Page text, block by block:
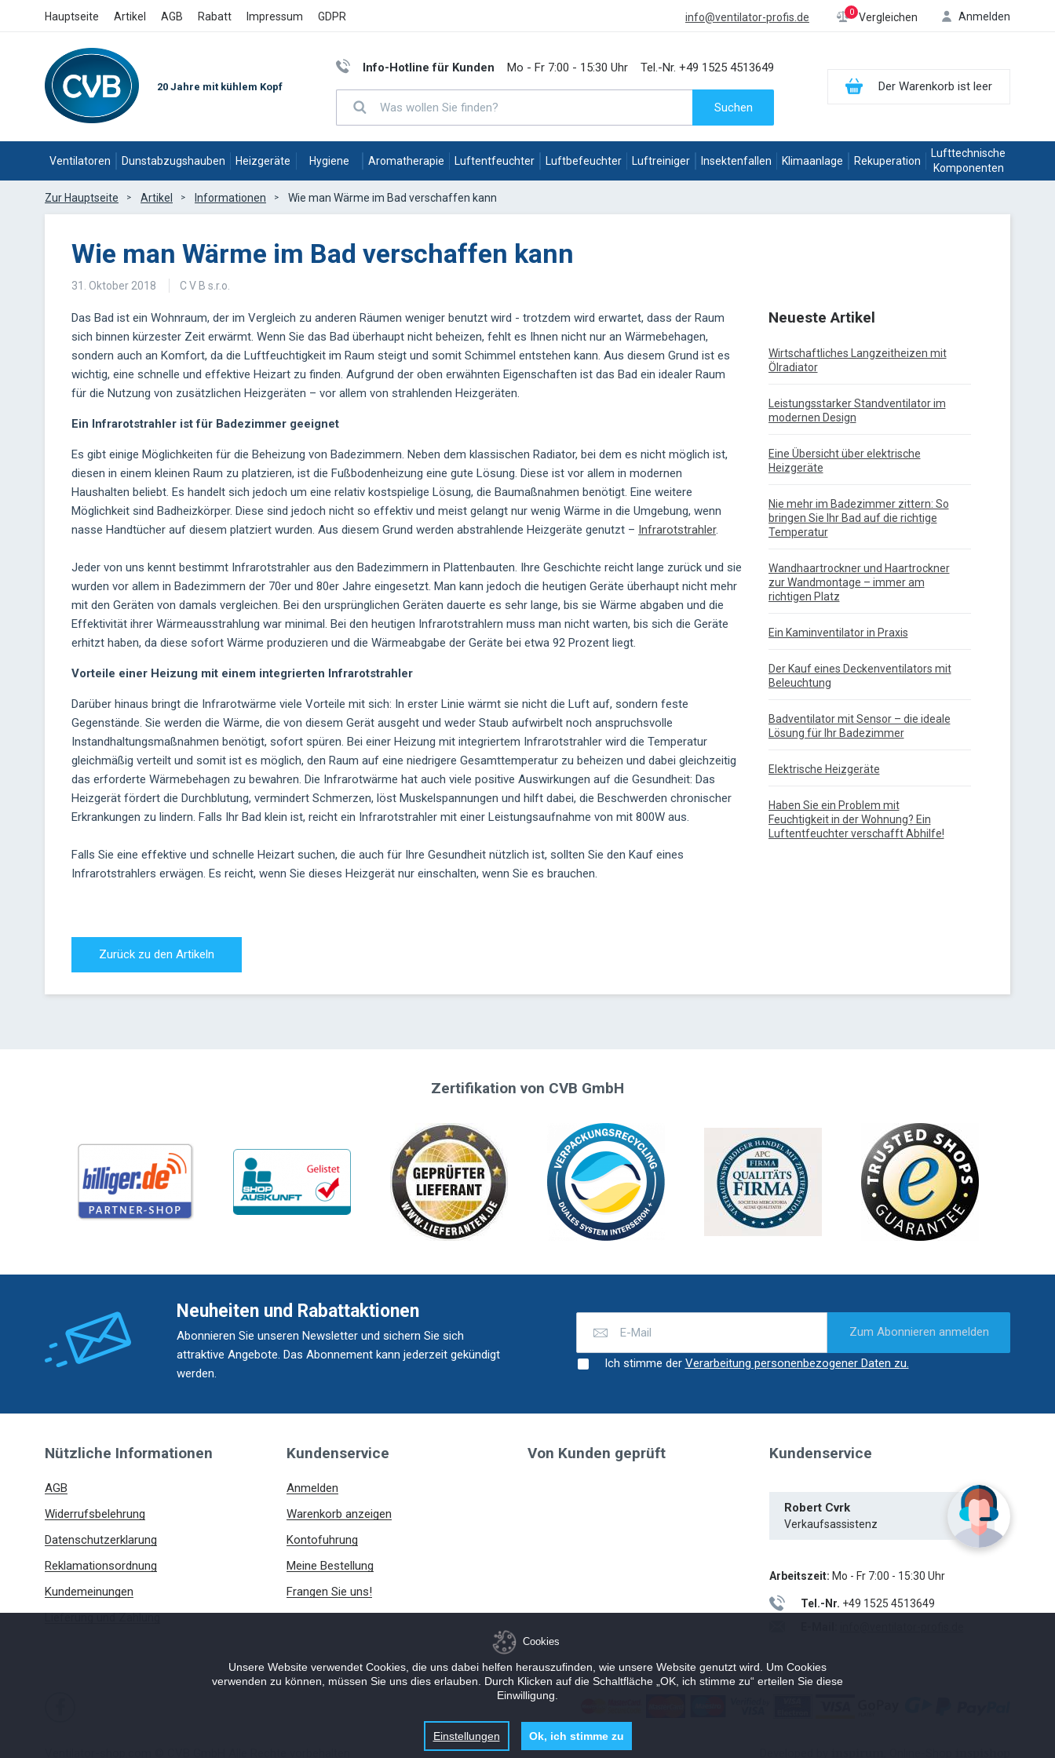
Hauptseite Artikel AGB Rabatt Impressum GDPR info@ventilator-profis.de Vergleichen
0 Anmelden
20 Jahre mit kühlem Kopf
Info-Hotline für Kunden Mo - Fr 7:00 - 15:30 Uhr Tel.-Nr. +49 1525 4513649
Suchen
Der Warenkorb ist leer
Ventilatoren Dunstabzugshauben Heizgeräte Hygiene Aromatherapie Luftentfeuchter Luftbefeuchter Luftreiniger Insektenfallen Klimaanlage Rekuperation
Lufttechnische
Komponenten
Zur Hauptseite Artikel Informationen Wie man Wärme im Bad verschaffen kann
Wie man Wärme im Bad verschaffen kann
31. Oktober 2018 C V B s.r.o.
Das Bad ist ein Wohnraum, der im Vergleich zu anderen Räumen weniger benutzt wird - trotzdem wird erwartet, dass der Raum
sich binnen kürzester Zeit erwärmt. Wenn Sie das Bad überhaupt nicht beheizen, fehlt es Ihnen nicht nur an Wärmebehagen,
sondern auch an Komfort, da die Luftfeuchtigkeit im Raum steigt und somit Schimmel entstehen kann. Aus diesem Grund ist es
wichtig, eine schnelle und effektive Heizart zu finden. Aufgrund der oben erwähnten Eigenschaften ist das Bad ein idealer Raum
für die Nutzung von zusätzlichen Heizgeräten – vor allem von strahlenden Heizgeräten.
Ein Infrarotstrahler ist für Badezimmer geeignet
Es gibt einige Möglichkeiten für die Beheizung von Badezimmern. Neben dem klassischen Radiator, bei dem es nicht möglich ist,
diesen in einem kleinen Raum zu platzieren, ist die Fußbodenheizung eine gute Lösung. Diese ist vor allem in modernen
Haushalten beliebt. Es handelt sich jedoch um eine relativ kostspielige Lösung, die Baumaßnahmen benötigt. Eine weitere
Möglichkeit sind Badheizkörper. Diese sind jedoch nicht so effektiv und meist gelangt nur wenig Wärme in die Umgebung, wenn
nasse Handtücher auf diesem platziert wurden. Aus diesem Grund werden abstrahlende Heizgeräte genutzt – Infrarotstrahler.
Jeder von uns kennt bestimmt Infrarotstrahler aus den Badezimmern in Plattenbauten. Ihre Geschichte reicht lange zurück und sie
wurden vor allem in Badezimmern der 70er und 80er Jahre eingesetzt. Man kann jedoch die heutigen Geräte überhaupt nicht mehr
mit den Geräten von damals vergleichen. Bei den ursprünglichen Geräten dauerte es sehr lange, bis sie Wärme abgaben und die
Effektivität ihrer Wärmeausstrahlung war minimal. Bei den heutigen Infrarotstrahlern muss man nicht warten, bis sich die Geräte
erhitzt haben, da diese sofort Wärme produzieren und die Wärmeabgabe der Geräte bei etwa 92 Prozent liegt.
Vorteile einer Heizung mit einem integrierten Infrarotstrahler
Darüber hinaus bringt die Infrarotwärme viele Vorteile mit sich: In erster Linie wärmt sie nicht die Luft auf, sondern feste
Gegenstände. Sie werden die Wärme, die von diesem Gerät ausgeht und weder Staub aufwirbelt noch anspruchsvolle
Instandhaltungsmaßnahmen benötigt, sofort spüren. Bei einer Heizung mit integriertem Infrarotstrahler wird die Temperatur
gleichmäßig verteilt und somit ist es möglich, den Raum auf eine niedrigere Gesamttemperatur zu beheizen und dabei gleichzeitig
das erforderte Wärmebehagen zu bewahren. Die Infrarotwärme hat auch viele positive Auswirkungen auf die Gesundheit: Das
Heizgerät fördert die Durchblutung, vermindert Schmerzen, löst Muskelspannungen und hilft dabei, die Beschwerden chronischer
Erkrankungen zu lindern. Falls Ihr Bad klein ist, reicht ein Infrarotstrahler mit einer Leistungsaufnahme von mit 800W aus.
Falls Sie eine effektive und schnelle Heizart suchen, die auch für Ihre Gesundheit nützlich ist, sollten Sie den Kauf eines
Infrarotstrahlers erwägen. Es reicht, wenn Sie dieses Heizgerät nur einschalten, wenn Sie es brauchen.
Zurück zu den Artikeln
Neueste Artikel
Wirtschaftliches Langzeitheizen mit
Ölradiator
Leistungsstarker Standventilator im
modernen Design
Eine Übersicht über elektrische
Heizgeräte
Nie mehr im Badezimmer zittern: So
bringen Sie Ihr Bad auf die richtige
Temperatur
Wandhaartrockner und Haartrockner
zur Wandmontage – immer am
richtigen Platz
Ein Kaminventilator in Praxis
Der Kauf eines Deckenventilators mit
Beleuchtung
Badventilator mit Sensor – die ideale
Lösung für Ihr Badezimmer
Elektrische Heizgeräte
Haben Sie ein Problem mit
Feuchtigkeit in der Wohnung? Ein
Luftentfeuchter verschafft Abhilfe!
Zertifikation von CVB GmbH
Neuheiten und Rabattaktionen
Abonnieren Sie unseren Newsletter und sichern Sie sich
attraktive Angebote. Das Abonnement kann jederzeit gekündigt
werden.
Zum Abonnieren anmelden
Ich stimme der Verarbeitung personenbezogener Daten zu.
Nützliche Informationen
AGB
Widerrufsbelehrung
Datenschutzerklarung
Reklamationsordnung
Kundemeinungen
Lieferung und Zahlung
Kundenservice
Anmelden
Warenkorb anzeigen
Kontofuhrung
Meine Bestellung
Frangen Sie uns!
Von Kunden geprüft Kundenservice
Robert Cvrk
Verkaufsassistenz
Arbeitszeit: Mo - Fr 7:00 - 15:30 Uhr
Tel.-Nr. +49 1525 4513649
Cookies
Unsere Website verwendet Cookies, die uns dabei helfen herauszufinden, wie unsere Website genutzt wird. Um Cookies
verwenden zu können, müssen Sie uns dies erlauben. Durch Klicken auf die Schaltfläche „OK, ich stimme zu“ erteilen Sie diese
Einwilligung.
Einstellungen Ok, ich stimme zu